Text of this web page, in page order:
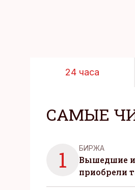
24 часа
САМЫЕ
1 БИРЖА
Вышедшие
приобрели